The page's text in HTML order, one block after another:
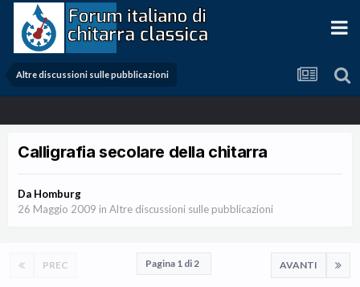
Altre discussioni sulle pubblicazioni
Calligrafia secolare della chitarra
Da Homburg
26 Maggio 2009 in Altre discussioni sulle pubblicazioni
PREC AVANTI
Pagina 1 di 2